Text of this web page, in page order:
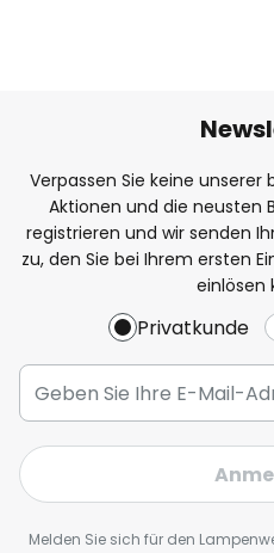
Verpassen Sie keine
Aktionen und die neusten
registrieren und wir senden
zu, den Sie bei Ihrem ersten
einlösen
Privatkunde
Melden Sie sich für den